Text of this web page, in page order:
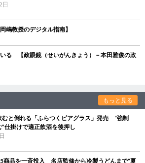
日
教授のデジタル指南】
る 【政眼鏡（せいがんきょう）－本田雅俊の政
もっと見る
むと倒れる「ふらつくビアグラス」発売 “強制
仕掛けで適正飲酒を後押し
商品を一斉投入 名店監修から冷製うどんまで“夏